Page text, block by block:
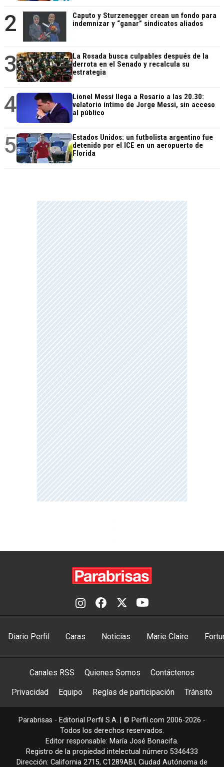
2
Caputo y Sturzenegger crean un fondo para
indemnizar y “ganar” sindicatos aliados
3
La Rosada busca culpables después de la
derrota en el Senado y recalcula su
estrategia
4
Lionel Messi llega a Rosario a las 20.30:
velatorio íntimo de Jorge Messi, sin acceso
al público
5
Estados Unidos: un futbolista argentino fue
detenido por el ICE en un aeropuerto de
Florida
Diario Perfil Caras Noticias Marie Claire
Canales RSS Quienes Somos Contáctenos
Privacidad Equipo Reglas de participación Tránsito
Parabrisas - Editorial Perfil S.A. | © Perfil.com 2006-2026 -
Todos los derechos reservados.
Editor responsable: María José Bonacifa.
Registro de la propiedad intelectual número 5346433
Dirección: California 2715, C1289ABI , Ciudad Autónoma de